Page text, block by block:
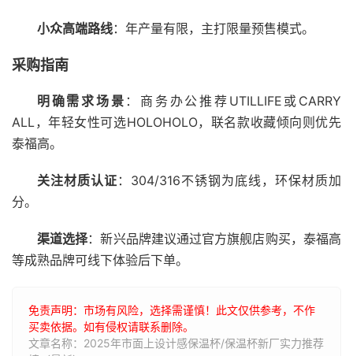
小众高端路线：年产量有限，主打限量预售模式。
采购指南
明确需求场景 ：商务办公推荐UTILLIFE或CARRY
ALL，年轻女性可选HOLOHOLO，联名款收藏倾向则优先
泰福高。
关注材质认证 ：304/316不锈钢为底线，环保材质加
分。
渠道选择：新兴品牌建议通过官方旗舰店购买，泰福高
等成熟品牌可线下体验后下单。
免责声明：市场有风险，选择需谨慎！此文仅供参考，不作
买卖依据。如有侵权请联系删除。
文章名称：2025年市面上设计感保温杯/保温杯新厂实力推荐